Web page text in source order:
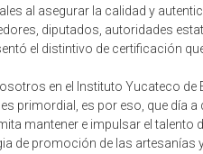
al asegurar la calidad y
diputados, autoridades
el distintivo de certificación
en el Instituto Yucateco
primordial, es por eso, que día
mantener e impulsar el talento
de promoción de las